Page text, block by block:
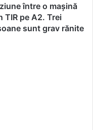
între o mașină
TIR pe A2. Trei
sunt grav rănite